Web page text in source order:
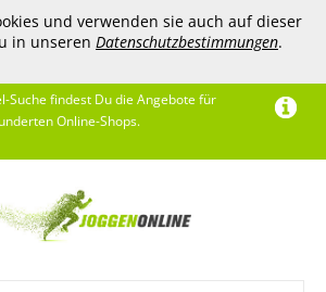
und verwenden sie auch auf dieser
in unseren Datenschutzbestimmungen.
Suche findest Du die Angebote für
Online-Shops.